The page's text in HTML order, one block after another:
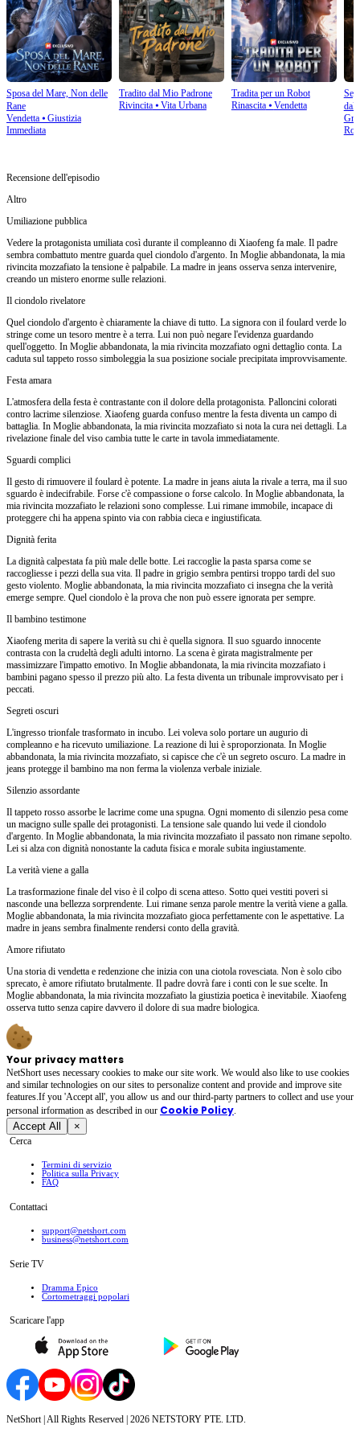
Sposa del Mare, Non delle
Rane​
Vendetta ⦁ Giustizia
Immediata
Tradito dal Mio Padrone
Rivincita⦁ Vita Urbana
Tradita per un Robot
Rinascita⦁ Vendetta
dal
Recensione dell'episodio
Altro
Umiliazione pubblica
Vedere la protagonista umiliata così durante il compleanno di Xiaofeng fa male. Il padre
sembra combattuto mentre guarda quel ciondolo d'argento. In Moglie abbandonata, la mia
rivincita mozzafiato la tensione è palpabile. La madre in jeans osserva senza intervenire,
creando un mistero enorme sulle relazioni.
Il ciondolo rivelatore
Quel ciondolo d'argento è chiaramente la chiave di tutto. La signora con il foulard verde lo
stringe come un tesoro mentre è a terra. Lui non può negare l'evidenza guardando
quell'oggetto. In Moglie abbandonata, la mia rivincita mozzafiato ogni dettaglio conta. La
caduta sul tappeto rosso simboleggia la sua posizione sociale precipitata improvvisamente.
Festa amara
L'atmosfera della festa è contrastante con il dolore della protagonista. Palloncini colorati
contro lacrime silenziose. Xiaofeng guarda confuso mentre la festa diventa un campo di
battaglia. In Moglie abbandonata, la mia rivincita mozzafiato si nota la cura nei dettagli. La
rivelazione finale del viso cambia tutte le carte in tavola immediatamente.
Sguardi complici
Il gesto di rimuovere il foulard è potente. La madre in jeans aiuta la rivale a terra, ma il suo
sguardo è indecifrabile. Forse c'è compassione o forse calcolo. In Moglie abbandonata, la
mia rivincita mozzafiato le relazioni sono complesse. Lui rimane immobile, incapace di
proteggere chi ha appena spinto via con rabbia cieca e ingiustificata.
Dignità ferita
La dignità calpestata fa più male delle botte. Lei raccoglie la pasta sparsa come se
raccogliesse i pezzi della sua vita. Il padre in grigio sembra pentirsi troppo tardi del suo
gesto violento. Moglie abbandonata, la mia rivincita mozzafiato ci insegna che la verità
emerge sempre. Quel ciondolo è la prova che non può essere ignorata per sempre.
Il bambino testimone
Xiaofeng merita di sapere la verità su chi è quella signora. Il suo sguardo innocente
contrasta con la crudeltà degli adulti intorno. La scena è girata magistralmente per
massimizzare l'impatto emotivo. In Moglie abbandonata, la mia rivincita mozzafiato i
bambini pagano spesso il prezzo più alto. La festa diventa un tribunale improvvisato per i
peccati.
Segreti oscuri
L'ingresso trionfale trasformato in incubo. Lei voleva solo portare un augurio di
compleanno e ha ricevuto umiliazione. La reazione di lui è sproporzionata. In Moglie
abbandonata, la mia rivincita mozzafiato, si capisce che c'è un segreto oscuro. La madre in
jeans protegge il bambino ma non ferma la violenza verbale iniziale.
Silenzio assordante
Il tappeto rosso assorbe le lacrime come una spugna. Ogni momento di silenzio pesa come
un macigno sulle spalle dei protagonisti. La tensione sale quando lui vede il ciondolo
d'argento. In Moglie abbandonata, la mia rivincita mozzafiato il passato non rimane sepolto.
Lei si alza con dignità nonostante la caduta fisica e morale subita ingiustamente.
La verità viene a galla
La trasformazione finale del viso è il colpo di scena atteso. Sotto quei vestiti poveri si
nasconde una bellezza sorprendente. Lui rimane senza parole mentre la verità viene a galla.
Moglie abbandonata, la mia rivincita mozzafiato gioca perfettamente con le aspettative. La
madre in jeans sembra finalmente rendersi conto della gravità.
Amore rifiutato
Una storia di vendetta e redenzione che inizia con una ciotola rovesciata. Non è solo cibo
sprecato, è amore rifiutato brutalmente. Il padre dovrà fare i conti con le sue scelte. In
Moglie abbandonata, la mia rivincita mozzafiato la giustizia poetica è inevitabile. Xiaofeng
osserva tutto senza capire davvero il dolore di sua madre biologica.
Your privacy matters
NetShort uses necessary cookies to make our site work. We would also like to use cookies
and similar technologies on our sites to personalize content and provide and improve site
features.If you 'Accept all', you allow us and our third-party partners to collect and use your
personal irformation as described in our Cookie Policy.
Accept All ×
Cerca
Termini di servizio
Politica sulla Privacy
FAQ
Contattaci
support@netshort.com
business@netshort.com
Serie TV
Dramma Epico
‌Cortometraggi popolari
Scaricare l'app
NetShort | All Rights Reserved | 2026 NETSTORY PTE. LTD.